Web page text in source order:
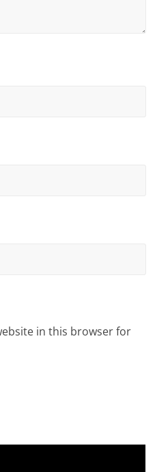
in this browser for